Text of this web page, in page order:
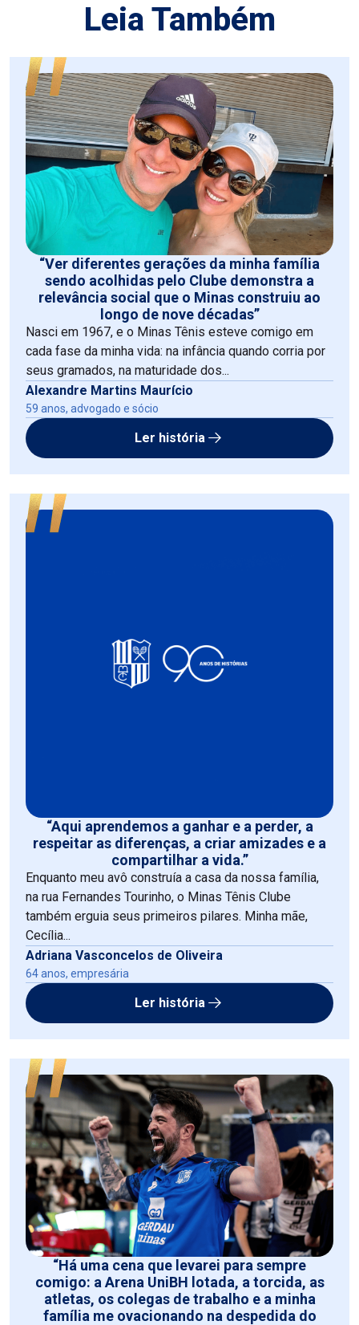
Leia Também
“Ver diferentes gerações da minha família
sendo acolhidas pelo Clube demonstra a
relevância social que o Minas construiu ao
longo de nove décadas”
Nasci em 1967, e o Minas Tênis esteve comigo em
cada fase da minha vida: na infância quando corria por
seus gramados, na maturidade dos...
Alexandre Martins Maurício
59 anos, advogado e sócio
Ler história
“Aqui aprendemos a ganhar e a perder, a
respeitar as diferenças, a criar amizades e a
compartilhar a vida.”
Enquanto meu avô construía a casa da nossa família,
na rua Fernandes Tourinho, o Minas Tênis Clube
também erguia seus primeiros pilares. Minha mãe,
Cecília...
Adriana Vasconcelos de Oliveira
64 anos, empresária
Ler história
“Há uma cena que levarei para sempre
comigo: a Arena UniBH lotada, a torcida, as
atletas, os colegas de trabalho e a minha
família me ovacionando na despedida do